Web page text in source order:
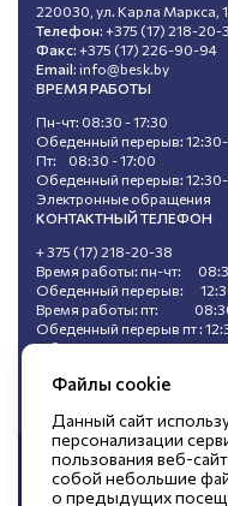
220030, ул. Карла Маркса,
Телефон: +375 (17) 218-20-
Факс: +375 (17) 226-90-94
Email: info@besk.by
ВРЕМЯ РАБОТЫ
Пн-чт: 08:30 - 17:30
Обеденный перерыв:
Пт: 08:30 - 17:00
Обеденный перерыв:
Электронные обращения
КОНТАКТНЫЙ ТЕЛЕФОН
+ 375 (17) 218-20-38
Время работы: пн-чт:
Обеденный перерыв:
Время работы: пт: 08:30
Обеденный перерыв пт :
Обращения, поступившие
©
Файлы cookie
Данный сайт
персонализации
пользования веб-
собой небольшие
о предыдущих